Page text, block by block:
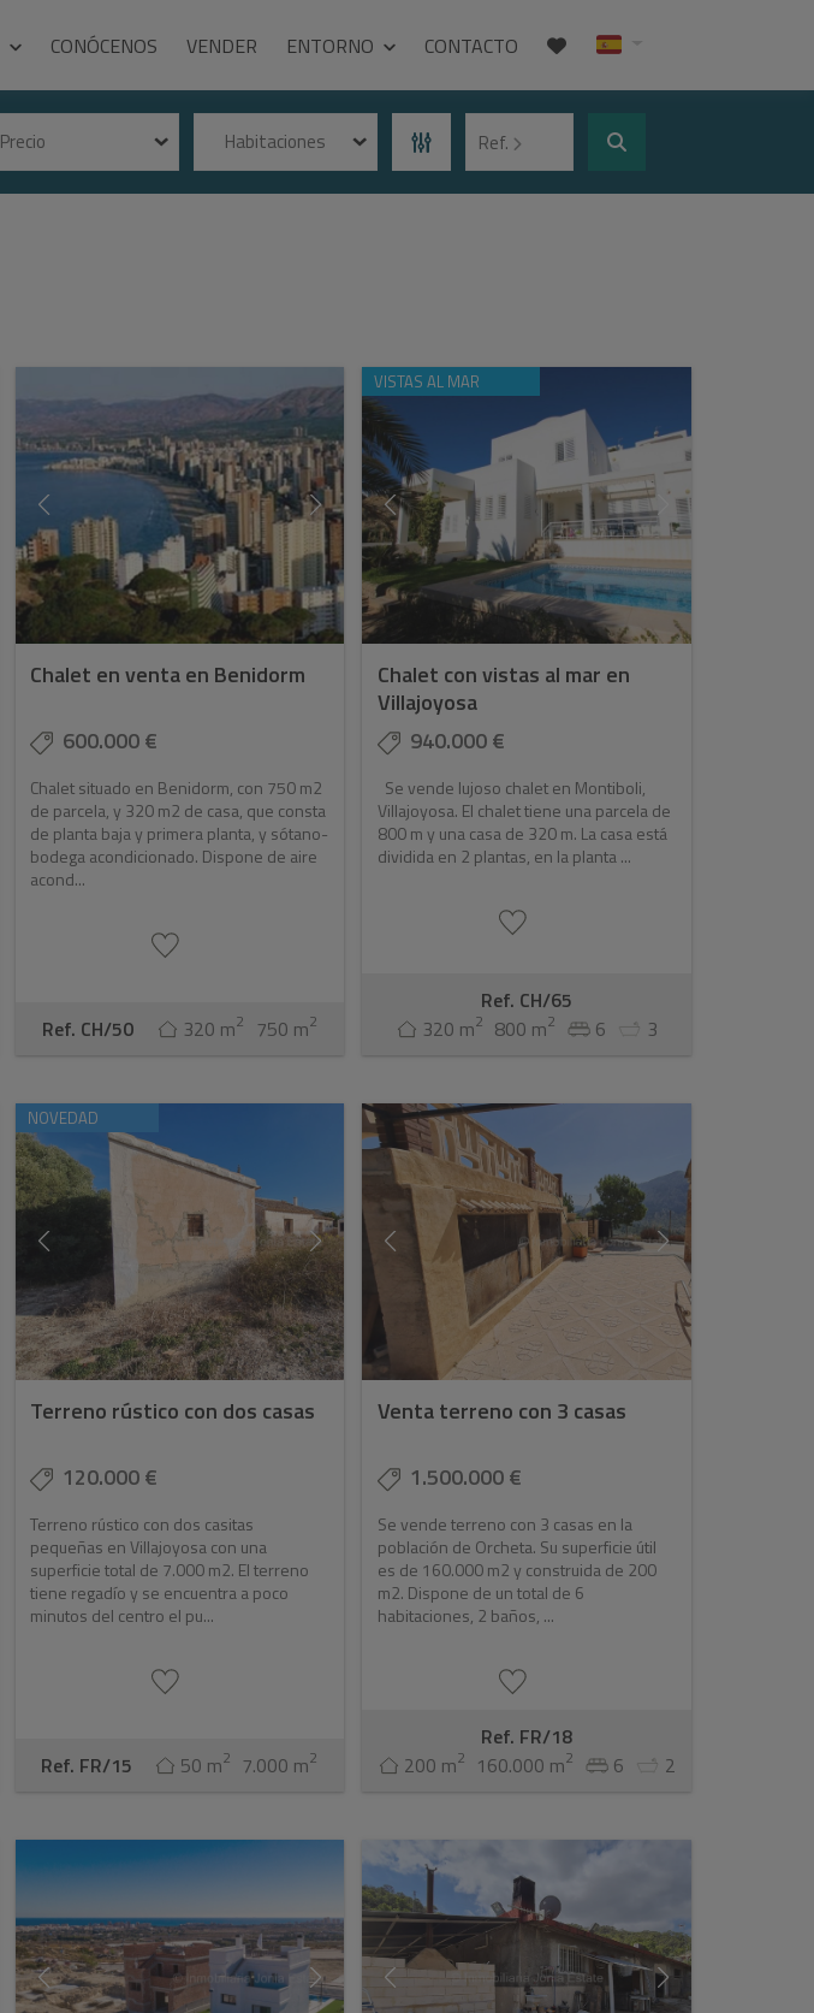
CONÓCENOS VENDER ENTORNO CONTACTO
Precio Habitaciones Ref.
Chalet en venta en Benidorm
600.000 €
Chalet situado en Benidorm, con 750 m2
de parcela, y 320 m2 de casa, que consta
de planta baja y primera planta, y sótano-
bodega acondicionado. Dispone de aire
acond...
Ref. CH/50 320 m2 750 m2
VISTAS AL MAR
Chalet con vistas al mar en
Villajoyosa
940.000 €
Se vende lujoso chalet en Montiboli,
Villajoyosa. El chalet tiene una parcela de
800 m y una casa de 320 m. La casa está
dividida en 2 plantas, en la planta ...
Ref. CH/65
320 m2 800 m2 6 3
NOVEDAD
Terreno rústico con dos casas
120.000 €
Terreno rústico con dos casitas
pequeñas en Villajoyosa con una
superficie total de 7.000 m2. El terreno
tiene regadío y se encuentra a poco
minutos del centro el pu...
Ref. FR/15 50 m2 7.000 m2
Venta terreno con 3 casas
1.500.000 €
Se vende terreno con 3 casas en la
población de Orcheta. Su superficie útil
es de 160.000 m2 y construida de 200
m2. Dispone de un total de 6
habitaciones, 2 baños, ...
Ref. FR/18
200 m2 160.000 m2 6 2